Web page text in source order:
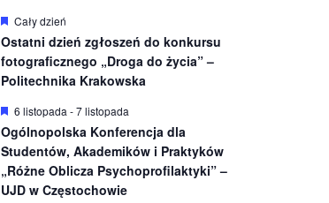
n
o
n
e
W
r
ó
ż
n
i
o
n
e
Cały dzień
Ostatni dzień zgłoszeń do konkursu
fotograficznego „Droga do życia” –
Politechnika Krakowska
W
r
ó
ż
n
i
6 listopada -7 listopada
Ogólnopolska Konferencja dla
Studentów, Akademików i Praktyków
„Różne Oblicza Psychoprofilaktyki” –
UJD w Częstochowie